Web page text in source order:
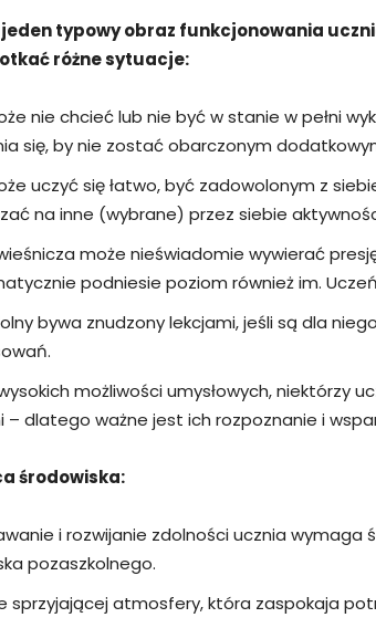
typowy obraz funkcjonowania
różne sytuacje:
nie chcieć lub nie być w stanie w pełni
się, by nie zostać obarczonym
uczyć się łatwo, być zadowolonym z
na inne (wybrane) przez siebie
może nieświadomie wywierać
podniesie poziom również im.
bywa znudzony lekcjami, jeśli są dla
możliwości umysłowych, niektórzy
– dlatego ważne jest ich rozpoznanie i
środowiska:
i rozwijanie zdolności ucznia wymaga
pozaszkolnego.
sprzyjającej atmosfery, która zaspokaja